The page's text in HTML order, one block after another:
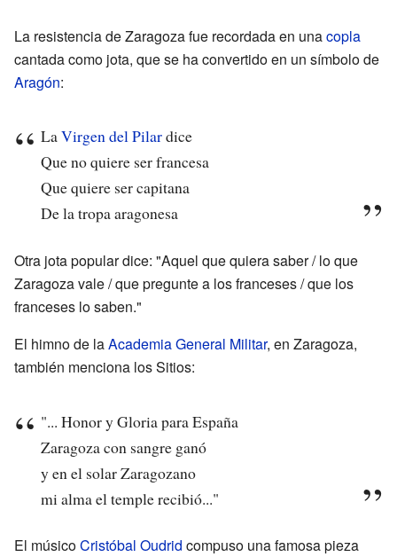
La resistencia de Zaragoza fue recordada en unacopla
cantada como jota, que se ha convertido en un símbolo de
Aragón:
LaVirgen del Pilardice
Que no quiere ser francesa
Que quiere ser capitana
De la tropa aragonesa
Otra jota popular dice: "Aquel que quiera saber / lo que
Zaragoza vale / que pregunte a los franceses / que los
franceses lo saben."
El himno de laAcademia General Militar, en Zaragoza,
también menciona los Sitios:
"... Honor y Gloria para España
Zaragoza con sangre ganó
y en el solar Zaragozano
mi alma el temple recibió..."
El músicoCristóbal Oudrid compuso una famosa pieza